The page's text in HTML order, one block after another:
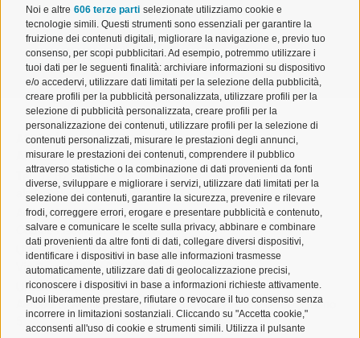
Noi e altre 606 terze parti selezionate utilizziamo cookie e
tecnologie simili. Questi strumenti sono essenziali per garantire la
fruizione dei contenuti digitali, migliorare la navigazione e, previo tuo
consenso, per scopi pubblicitari. Ad esempio, potremmo utilizzare i
tuoi dati per le seguenti finalità: archiviare informazioni su dispositivo
e/o accedervi, utilizzare dati limitati per la selezione della pubblicità,
creare profili per la pubblicità personalizzata, utilizzare profili per la
selezione di pubblicità personalizzata, creare profili per la
personalizzazione dei contenuti, utilizzare profili per la selezione di
contenuti personalizzati, misurare le prestazioni degli annunci,
misurare le prestazioni dei contenuti, comprendere il pubblico
attraverso statistiche o la combinazione di dati provenienti da fonti
diverse, sviluppare e migliorare i servizi, utilizzare dati limitati per la
selezione dei contenuti, garantire la sicurezza, prevenire e rilevare
frodi, correggere errori, erogare e presentare pubblicità e contenuto,
salvare e comunicare le scelte sulla privacy, abbinare e combinare
dati provenienti da altre fonti di dati, collegare diversi dispositivi,
identificare i dispositivi in base alle informazioni trasmesse
automaticamente, utilizzare dati di geolocalizzazione precisi,
riconoscere i dispositivi in base a informazioni richieste attivamente.
Puoi liberamente prestare, rifiutare o revocare il tuo consenso senza
incorrere in limitazioni sostanziali. Cliccando su "Accetta cookie,"
acconsenti all'uso di cookie e strumenti simili. Utilizza il pulsante
Visualizza
ALSEA | Associazione Lombarda Spedizionieri e
Autotrasportatori
Tel. 02 671541
alsea@alsea.mi.it
Aderente a Confetra
Codice Fiscale 80042910150
Ufficio Milano
Via Cornalia 19 – 20124 Milano
Ufficio Malpensa
Aeroporto Milano Malpensa – Cargo City, Edificio 186 – Piano